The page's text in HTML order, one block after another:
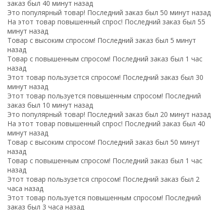
заказ был 40 минут назад
Это популярный товар! Последний заказ был 50 минут назад
На этот товар повышенный спрос! Последний заказ был 55
минут назад
Товар с высоким спросом! Последний заказ был 5 минут
назад
Товар с повышенным спросом! Последний заказ был 1 час
назад
Этот товар пользузется спросом! Последний заказ был 30
минут назад
Этот товар пользуется повышенным спросом! Последний
заказ был 10 минут назад
Это популярный товар! Последний заказ был 20 минут назад
На этот товар повышенный спрос! Последний заказ был 40
минут назад
Товар с высоким спросом! Последний заказ был 50 минут
назад
Товар с повышенным спросом! Последний заказ был 1 час
назад
Этот товар пользузется спросом! Последний заказ был 2
часа назад
Этот товар пользуется повышенным спросом! Последний
заказ был 3 часа назад